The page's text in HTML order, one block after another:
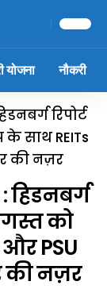
योजना नौकरी
रिपोर्ट
साथ REITs
की नज़र
को
PSU
की नज़र